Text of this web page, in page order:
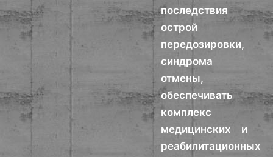
последствия
острой
передозировки,
синдрома
отмены,
обеспечивать
комплекс
медицинских и
реабилитационных